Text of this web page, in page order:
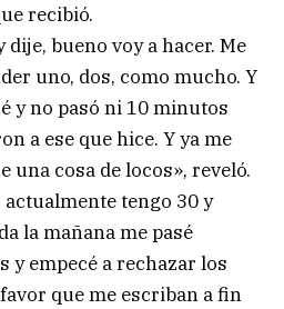
recibió.
dije, bueno voy a hacer. Me
uno, dos, como mucho. Y
y no pasó ni 10 minutos
a ese que hice. Y ya me
una cosa de locos», reveló.
tengo 30 y
la mañana me pasé
y empecé a rechazar los
que me escriban a fin